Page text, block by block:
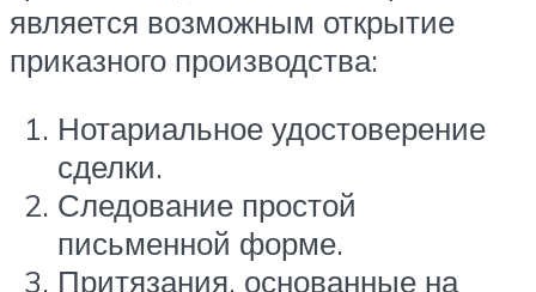
является возможным открытие
приказного производства:
Нотариальное удостоверение
сделки.
Следование простой
письменной форме.
Притязания, основанные на